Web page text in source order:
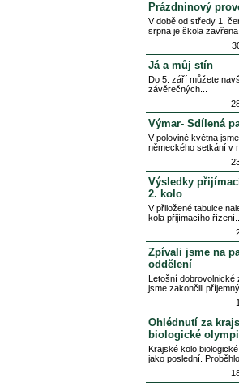
Prázdninový
V době od středy 1.
srpna je škola
Já a můj stín
Do 5. září můžete
závěrečných
Výmar- Sdílená
V polovině května
německého setkání v
Výsledky
2. kolo
V přiložené tabulce
kola přijímacího řízení
Zpívali jsme na
oddělení
Letošní dobrovolnické
jsme zakončili
Ohlédnutí za
biologické
Krajské kolo
jako poslední.